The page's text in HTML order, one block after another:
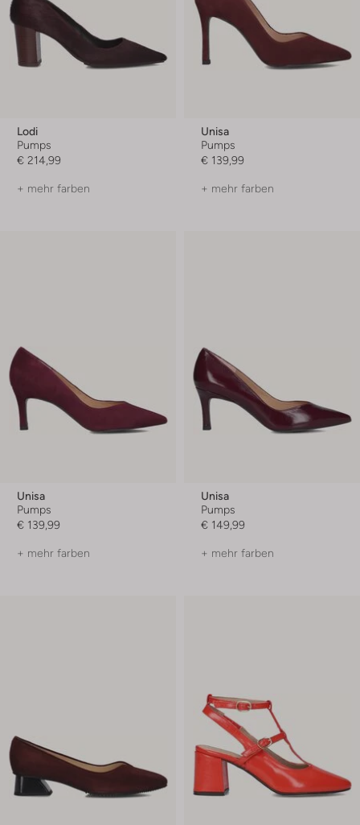
Lodi
Pumps
€ 214,99
+ mehr farben
Unisa
Pumps
€ 139,99
+ mehr farben
Unisa
Pumps
€ 139,99
+ mehr farben
Unisa
Pumps
€ 149,99
+ mehr farben